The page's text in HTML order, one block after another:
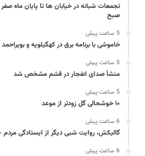
تجمعات شبانه در خیابان ها تا پایان ماه
صبح
5 ساعت پیش
خاموشی با برنامه برق در کهگیلویه و
5 ساعت پیش
منشأ صدای انفجار در قشم مشخص شد
5 ساعت پیش
۱۰ خوشحالی گل زودتر از موعد
6 ساعت پیش
گالیکش، روایت شبی دیگر از ایستادگی
6 ساعت پیش